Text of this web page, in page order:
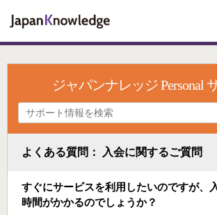
ジャパンナレッジ Personal
よくある質問： 入会に関するご質問
すぐにサービスを利用したいのですが、
時間がかかるのでしょうか？